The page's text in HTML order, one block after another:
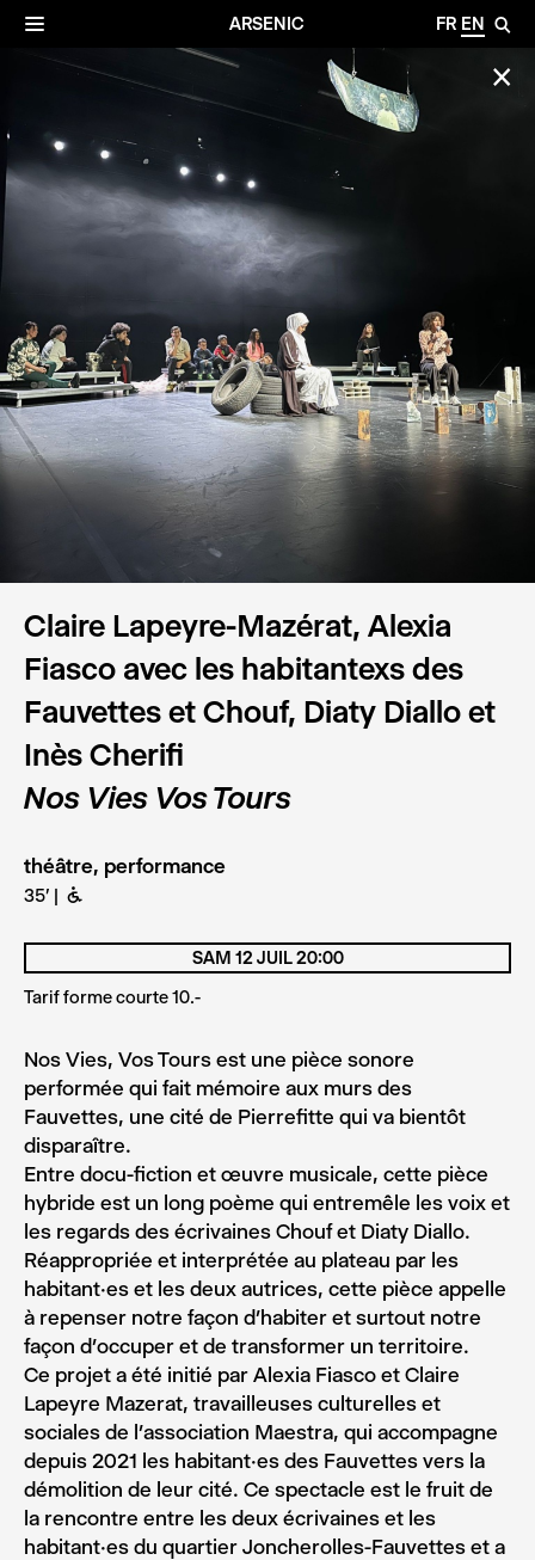
ARSENIC FR EN 🔎
☰
✕
Claire Lapeyre-Mazérat, Alexia
Fiasco avec les habitantexs des
Fauvettes et Chouf, Diaty Diallo et
Inès Cherifi
Nos Vies Vos Tours
théâtre, performance
35' B
Nos Vies, Vos Tours est une pièce sonore
performée qui fait mémoire aux murs des
Fauvettes, une cité de Pierrefitte qui va bientôt
disparaître.
Entre docu-fiction et œuvre musicale, cette pièce
hybride est un long poème qui entremêle les voix et
les regards des écrivaines Chouf et Diaty Diallo.
Réappropriée et interprétée au plateau par les
habitant·es et les deux autrices, cette pièce appelle
à repenser notre façon d’habiter et surtout notre
façon d’occuper et de transformer un territoire.
Ce projet a été initié par Alexia Fiasco et Claire
Lapeyre Mazerat, travailleuses culturelles et
sociales de l’association Maestra, qui accompagne
depuis 2021 les habitant·es des Fauvettes vers la
démolition de leur cité. Ce spectacle est le fruit de
la rencontre entre les deux écrivaines et les
habitant·es du quartier Joncherolles-Fauvettes et a
SAM 12 JUIL 20:00
Tarif forme courte 10.-